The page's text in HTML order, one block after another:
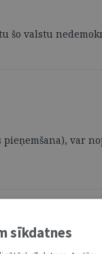
valstu
var
sīkdatnes